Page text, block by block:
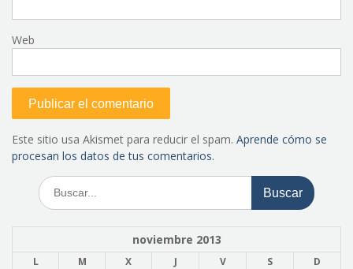
Web
Este sitio usa Akismet para reducir el spam. Aprende cómo se
procesan los datos de tus comentarios.
Buscar:
noviembre 2013
L M X J V S
D